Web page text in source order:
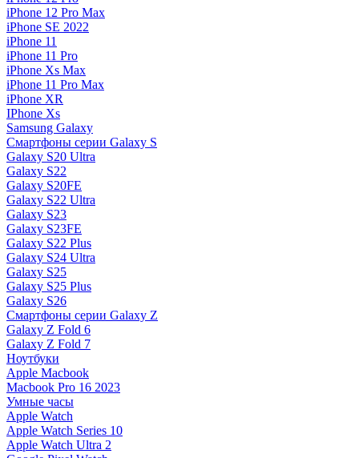
iPhone 12 Pro Max
iPhone SE 2022
iPhone 11
iPhone 11 Pro
iPhone Xs Max
iPhone 11 Pro Max
iPhone XR
IPhone Xs
Samsung Galaxy
Смартфоны серии Galaxy S
Galaxy S20 Ultra
Galaxy S22
Galaxy S20FE
Galaxy S22 Ultra
Galaxy S23
Galaxy S23FE
Galaxy S22 Plus
Galaxy S24 Ultra
Galaxy S25
Galaxy S25 Plus
Galaxy S26
Смартфоны серии Galaxy Z
Galaxy Z Fold 6
Galaxy Z Fold 7
Ноутбуки
Apple Macbook
Macbook Pro 16 2023
Умные часы
Apple Watch
Apple Watch Series 10
Apple Watch Ultra 2